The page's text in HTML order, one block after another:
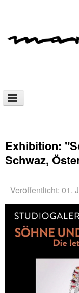
AFRICAN
SHOP
PRINTS
PRESS
Exhibition:
Schwaz,
Veröffentlicht: 01.